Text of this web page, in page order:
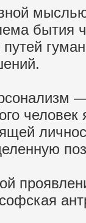
бытия
путей